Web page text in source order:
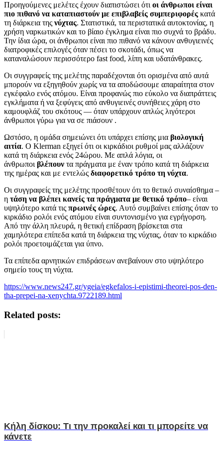
Προηγούμενες μελέτες έχουν διαπιστώσει ότι οι άνθρωποι είναι
πιο πιθανό να καταπιαστούν με επιβλαβείς συμπεριφορές κατά
τη διάρκεια της νύχτας. Στατιστικά, τα περιστατικά αυτοκτονίας, η
χρήση ναρκωτικών και το βίαιο έγκλημα είναι πιο συχνά το βράδυ.
Την ίδια ώρα, οι άνθρωποι είναι πιο πιθανό να κάνουν ανθυγιεινές
διατροφικές επιλογές όταν πέσει το σκοτάδι, όπως να
καταναλώσουν περισσότερο fast food, λίπη και υδατάνθρακες.
Οι συγγραφείς της μελέτης παραδέχονται ότι ορισμένα από αυτά
μπορούν να εξηγηθούν χωρίς να τα αποδώσουμε απαραίτητα στον
εγκέφαλο ενός ατόμου. Είναι προφανώς πιο εύκολο να διαπράττεις
εγκλήματα ή να ξεφύγεις από ανθυγιεινές συνήθειες χάρη στο
καμουφλάζ του σκότους — όταν υπάρχουν απλώς λιγότεροι
άνθρωποι γύρω για να σε πιάσουν .
Ωστόσο, η ομάδα σημειώνει ότι υπάρχει επίσης μια βιολογική
αιτία. Ο Klerman εξηγεί ότι οι κιρκάδιοι ρυθμοί μας αλλάζουν
κατά τη διάρκεια ενός 24ώρου. Με απλά λόγια, οι
άνθρωποι βλέπουν τα πράγματα με έναν τρόπο κατά τη διάρκεια
της ημέρας και με εντελώς διαφορετικό τρόπο τη νύχτα.
Οι συγγραφείς της μελέτης προσθέτουν ότι το θετικό συναίσθημα –
η τάση να βλέπει κανείς τα πράγματα με θετικό τρόπο– είναι
υψηλότερο κατά τις πρωινές ώρες. Αυτό συμβαίνει επίσης όταν το
κιρκάδιο ρολόι ενός ατόμου είναι συντονισμένο για εγρήγορση.
Από την άλλη πλευρά, η θετική επίδραση βρίσκεται στα
χαμηλότερα επίπεδα κατά τη διάρκεια της νύχτας, όταν το κιρκάδιο
ρολόι προετοιμάζεται για ύπνο.
Τα επίπεδα αρνητικών επιδράσεων ανεβαίνουν στο υψηλότερο
σημείο τους τη νύχτα.
https://www.news247.gr/ygeia/egkefalos-i-epistimi-theorei-pos-den-
tha-prepei-na-xenychta.9722189.html
Related posts:
Κήλη δίσκου: Τι την προκαλεί και τι μπορείτε να
κάνετε